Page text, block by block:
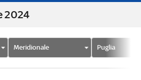
2024
Meridionale Puglia